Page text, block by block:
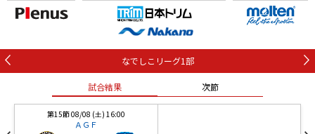
なでしこリーグ1部
試合結果 次節
第15節 08/08 (土) 16:00
ＡＧＦ